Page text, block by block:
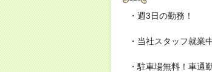
・週3日の勤務！
・当社スタッフ就業
・駐車場無料！車通